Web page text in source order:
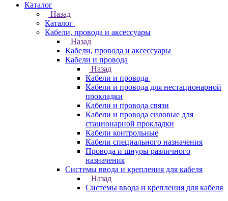
Каталог
Назад
Каталог
Кабели, провода и аксессуары
Назад
Кабели, провода и аксессуары
Кабели и провода
Назад
Кабели и провода
Кабели и провода для нестационарной
прокладки
Кабели и провода связи
Кабели и провода силовые для
стационарной прокладки
Кабели контрольные
Кабели специального назначения
Провода и шнуры различного
назначения
Системы ввода и крепления для кабеля
Назад
Системы ввода и крепления для кабеля